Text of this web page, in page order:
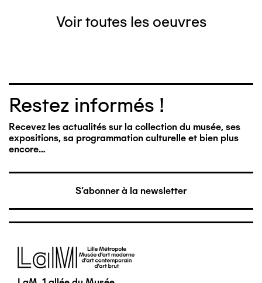
Voir toutes les oeuvres
Restez informés !
Recevez les actualités sur la collection du musée, ses
expositions, sa programmation culturelle et bien plus
encore…
S'abonner à la newsletter
Image